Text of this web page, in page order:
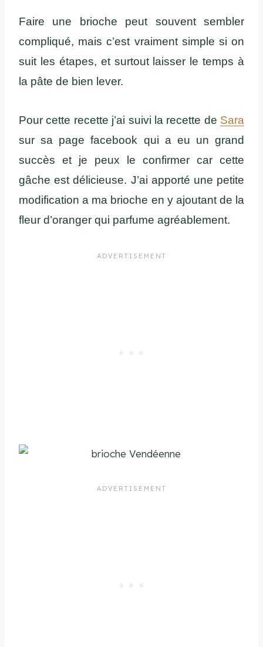
Faire une brioche peut souvent sembler
compliqué, mais c’est vraiment simple si on
suit les étapes, et surtout laisser le temps à
la pâte de bien lever.
Pour cette recette j’ai suivi la recette de Sara
sur sa page facebook qui a eu un grand
succès et je peux le confirmer car cette
gâche est délicieuse. J’ai apporté une petite
modification a ma brioche en y ajoutant de la
fleur d’oranger qui parfume agréablement.